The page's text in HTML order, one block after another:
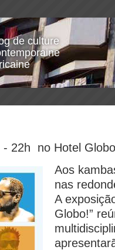
de culture
22h no Hotel
Aos
nas
A
Globo!”